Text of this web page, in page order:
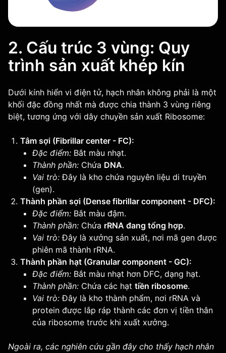
2. Cấu trúc 3 vùng: Quy
trình sản xuất khép kín
Dưới kính hiển vi điện tử, hạch nhân không phải là một
khối đặc đồng nhất mà được chia thành 3 vùng riêng
biệt, tương ứng với dây chuyền sản xuất Ribosome:
Tâm sợi (Fibrillar center - FC):
Đặc điểm: Bắt màu nhạt.
Thành phần: Chứa DNA.
Vai trò: Đây là kho chứa nguyên liệu di truyền
(gen).
Thành phần sợi (Dense fibrillar component - DFC):
Đặc điểm: Bắt màu đậm.
Thành phần: Chứa rRNA đang tổng hợp.
Vai trò: Đây là xưởng sản xuất, nơi mã gen được
phiên mã thành rRNA.
Thành phần hạt (Granular component - GC):
Đặc điểm: Bắt màu nhạt hơn DFC, dạng hạt.
Thành phần: Chứa các hạt tiền ribosome.
Vai trò: Đây là kho thành phẩm, nơi rRNA và
protein được lắp ráp thành các đơn vị tiền thân
của ribosome trước khi xuất xưởng.
Ngoài ra, các nghiên cứu gần đây cho thấy hạch nhân